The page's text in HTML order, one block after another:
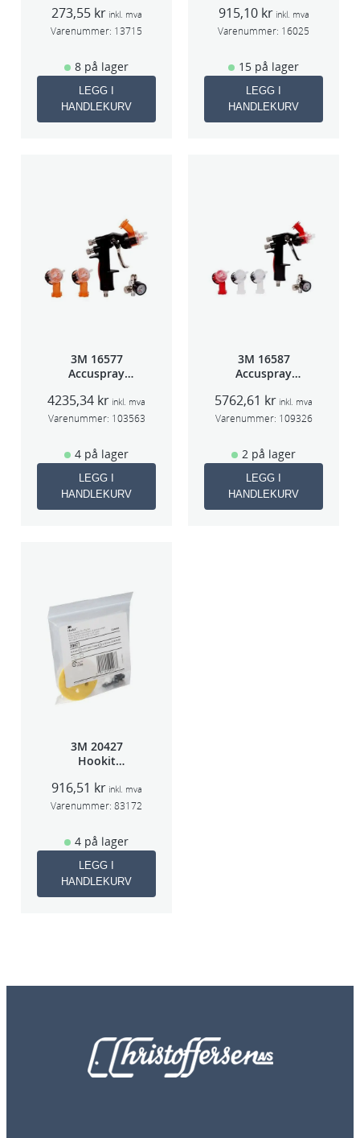
273,55 kr inkl. mva
Varenummer: 13715
8 på lager
LEGG I
HANDLEKURV
915,10 kr inkl. mva
Varenummer: 16025
15 på lager
LEGG I
HANDLEKURV
3M 16577
Accuspray
HG14
4235,34 kr inkl. mva
Varenummer: 103563
4 på lager
LEGG I
HANDLEKURV
3M 16587
Accuspray
HGP
5762,61 kr inkl. mva
Varenummer: 109326
2 på lager
LEGG I
HANDLEKURV
3M 20427
Hookit
50663
916,51 kr inkl. mva
Varenummer: 83172
4 på lager
LEGG I
HANDLEKURV